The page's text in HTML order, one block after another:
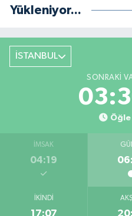
Yükleniyor...
İSTANBUL
SONRAKI
Öğle
İMSAK
04:19
İKINDI
17:07